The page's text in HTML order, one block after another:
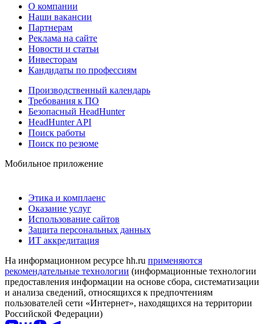
О компании
Наши вакансии
Партнерам
Реклама на сайте
Новости и статьи
Инвесторам
Кандидаты по профессиям
Производственный календарь
Требования к ПО
Безопасный HeadHunter
HeadHunter API
Поиск работы
Поиск по резюме
Мобильное приложение
Этика и комплаенс
Оказание услуг
Использование сайтов
Защита персональных данных
ИТ аккредитация
На информационном ресурсе hh.ru применяются
рекомендательные технологии (информационные технологии
предоставления информации на основе сбора, систематизации
и анализа сведений, относящихся к предпочтениям
пользователей сети «Интернет», находящихся на территории
Российской Федерации)